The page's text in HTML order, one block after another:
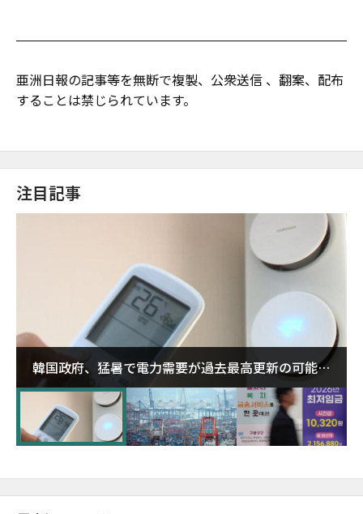
亜洲日報の記事等を無断で複製、公衆送信 、翻案、配布
することは禁じられています。
注目記事
韓国政府、猛暑で電力需要が過去最高更新の可能性
に需給対応体制を点検